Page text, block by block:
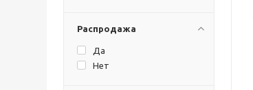
Распродажа
Да
Нет